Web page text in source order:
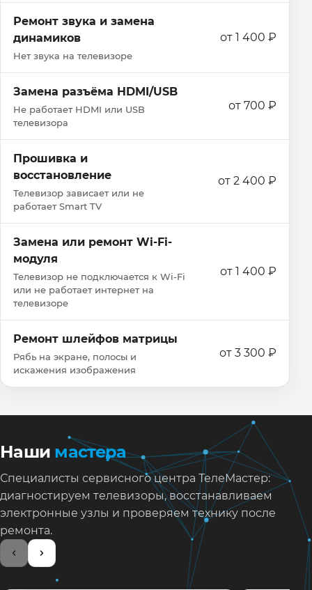
Ремонт звука и замена
динамиков
Нет звука на телевизоре
от 1 400 ₽
Замена разъёма HDMI/USB
Не работает HDMI или USB
телевизора
от 700 ₽
Прошивка и
восстановление
Телевизор зависает или не
работает Smart TV
от 2 400 ₽
Замена или ремонт Wi‑Fi-
модуля
Телевизор не подключается к Wi‑Fi
или не работает интернет на
телевизоре
от 1 400 ₽
Ремонт шлейфов матрицы
Рябь на экране, полосы и
искажения изображения
от 3 300 ₽
Наши мастера
Специалисты сервисного центра ТелеМастер:
диагностируем телевизоры, восстанавливаем
электронные узлы и проверяем технику после
ремонта.